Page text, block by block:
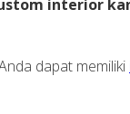
interior
dapat memiliki